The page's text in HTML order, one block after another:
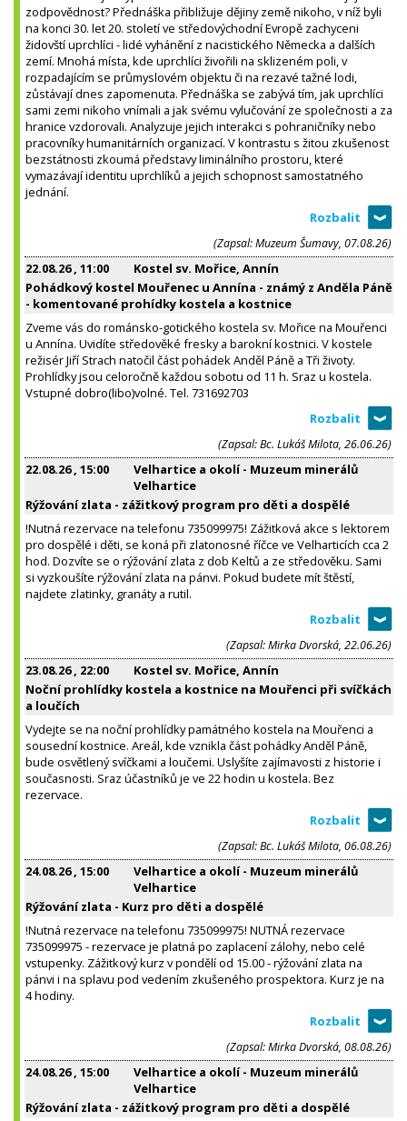
zodpovědnost? Přednáška přibližuje dějiny země nikoho, v níž byli
na konci 30. let 20. století ve středovýchodní Evropě zachyceni
židovští uprchlíci - lidé vyhánění z nacistického Německa a dalších
zemí. Mnohá místa, kde uprchlíci živořili na sklizeném poli, v
rozpadajícím se průmyslovém objektu či na rezavé tažné lodi,
zůstávají dnes zapomenuta. Přednáška se zabývá tím, jak uprchlíci
sami zemi nikoho vnímali a jak svému vylučování ze společnosti a za
hranice vzdorovali. Analyzuje jejich interakci s pohraničníky nebo
pracovníky humanitárních organizací. V kontrastu s žitou zkušenost
bezstátnosti zkoumá představy liminálního prostoru, které
vymazávají identitu uprchlíků a jejich schopnost samostatného
jednání.
(Zapsal: Muzeum Šumavy, 07.08.26)
22.08.26, 11:00
Kostel sv. Mořice, Annín
Pohádkový kostel Mouřenec u Annína - známý z Anděla Páně
- komentované prohídky kostela a kostnice
Zveme vás do románsko-gotického kostela sv. Mořice na Mouřenci
u Annína. Uvidíte středověké fresky a barokní kostnici. V kostele
režisér Jiří Strach natočil část pohádek Anděl Páně a Tři životy.
Prohlídky jsou celoročně každou sobotu od 11 h. Sraz u kostela.
Vstupné dobro(libo)volné. Tel. 731692703
(Zapsal: Bc. Lukáš Milota, 26.06.26)
22.08.26, 15:00
Velhartice a okolí - Muzeum minerálů
Velhartice
Rýžování zlata - zážitkový program pro děti a dospělé
!Nutná rezervace na telefonu 735099975! Zážitková akce s lektorem
pro dospělé i děti, se koná při zlatonosné říčce ve Velharticích cca 2
hod. Dozvíte se o rýžování zlata z dob Keltů a ze středověku. Sami
si vyzkoušíte rýžování zlata na pánvi. Pokud budete mít štěstí,
najdete zlatinky, granáty a rutil.
(Zapsal: Mirka Dvorská, 22.06.26)
23.08.26, 22:00
Kostel sv. Mořice, Annín
Noční prohlídky kostela a kostnice na Mouřenci při svíčkách
a loučích
Vydejte se na noční prohlídky památného kostela na Mouřenci a
sousední kostnice. Areál, kde vznikla část pohádky Anděl Páně,
bude osvětlený svíčkami a loučemi. Uslyšíte zajímavosti z historie i
současnosti. Sraz účastníků je ve 22 hodin u kostela. Bez
rezervace.
(Zapsal: Bc. Lukáš Milota, 06.08.26)
24.08.26, 15:00
Velhartice a okolí - Muzeum minerálů
Velhartice
Rýžování zlata - Kurz pro děti a dospělé
!Nutná rezervace na telefonu 735099975! NUTNÁ rezervace
735099975 - rezervace je platná po zaplacení zálohy, nebo celé
vstupenky. Zážitkový kurz v pondělí od 15.00 - rýžování zlata na
pánvi i na splavu pod vedením zkušeného prospektora. Kurz je na
4 hodiny.
(Zapsal: Mirka Dvorská, 08.08.26)
24.08.26, 15:00
Velhartice a okolí - Muzeum minerálů
Velhartice
Rýžování zlata - zážitkový program pro děti a dospělé